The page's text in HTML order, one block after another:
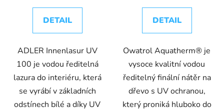
DETAIL
ADLER Innenlasur UV
100 je vodou ředitelná
lazura do interiéru, která
se vyrábí v základních
odstínech bílé a díky UV
DETAIL
Owatrol Aquatherm® je
vysoce kvalitní vodou
ředitelný finální nátěr na
dřevo s UV ochranou,
který proniká hluboko do